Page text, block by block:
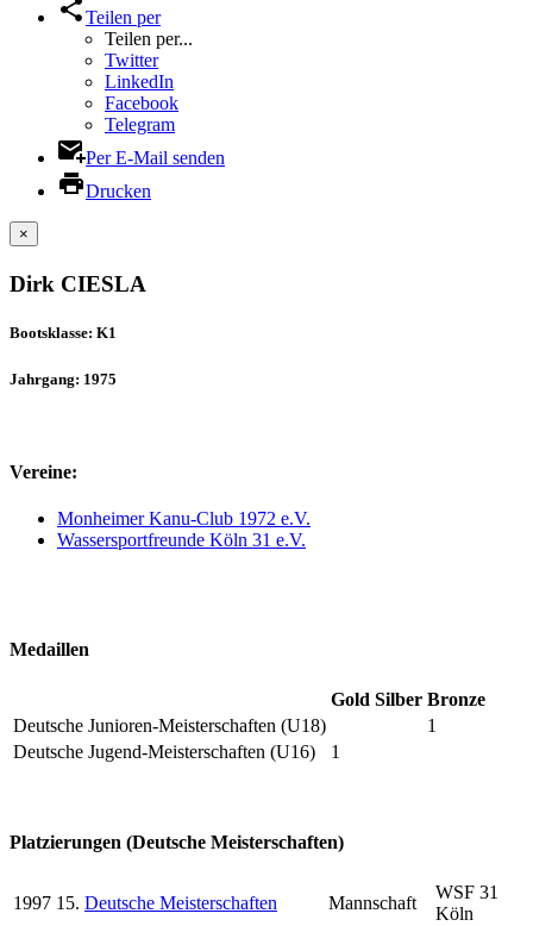
Teilen per
Teilen per...
Twitter
LinkedIn
Facebook
Telegram
Per E-Mail senden
Drucken
×
Dirk CIESLA
Bootsklasse: K1
Jahrgang: 1975
Vereine:
Monheimer Kanu-Club 1972 e.V.
Wassersportfreunde Köln 31 e.V.
Medaillen
Gold Silber Bronze
Deutsche Junioren-Meisterschaften (U18)
1
Deutsche Jugend-Meisterschaften (U16)
1
Platzierungen (Deutsche Meisterschaften)
1997 15. Deutsche Meisterschaften Mannschaft
WSF 31
Köln